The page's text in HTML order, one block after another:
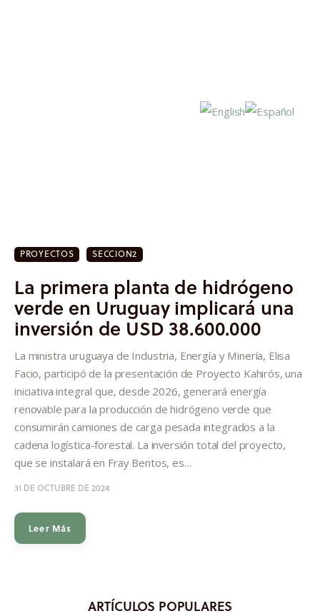
Investigación
Proyectos
Informes
Quiénes somos
PROYECTOS SECCION2
La primera planta de hidrógeno
verde en Uruguay implicará una
inversión de USD 38.600.000
La ministra uruguaya de Industria, Energía y Minería, Elisa
Facio, participó de la presentación de Proyecto Kahirós, una
iniciativa integral que, desde 2026, generará energía
renovable para la producción de hidrógeno verde que
consumirán camiones de carga pesada integrados a la
cadena logística-forestal. La inversión total del proyecto,
que se instalará en Fray Bentos, es…
31 DE OCTUBRE DE 2024
Leer Más
ARTÍCULOS POPULARES